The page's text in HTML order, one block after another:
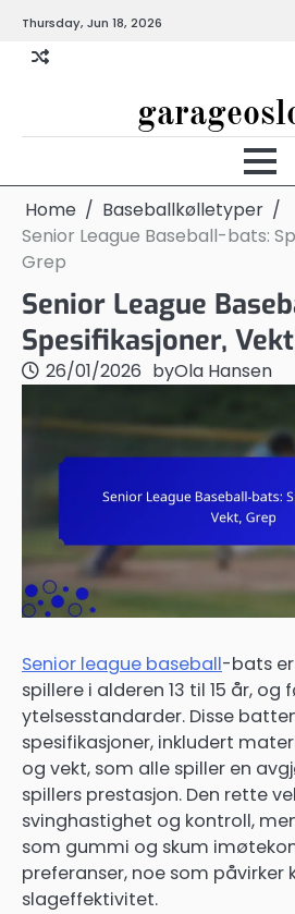
content
Thursday, Jun 18, 2026
Home
Baseballkølletyper
Senior League Baseball-bats:
Grep
Senior League
Spesifikasjoner,
26/01/2026 byOla Hansen
Senior league baseball-bats
spillere i alderen 13 til 15 år, og
ytelsesstandarder. Disse
spesifikasjoner, inkludert
og vekt, som alle spiller en
spillers prestasjon. Den rette
svinghastighet og kontroll,
som gummi og skum
preferanser, noe som påvirker
slageffektivitet.